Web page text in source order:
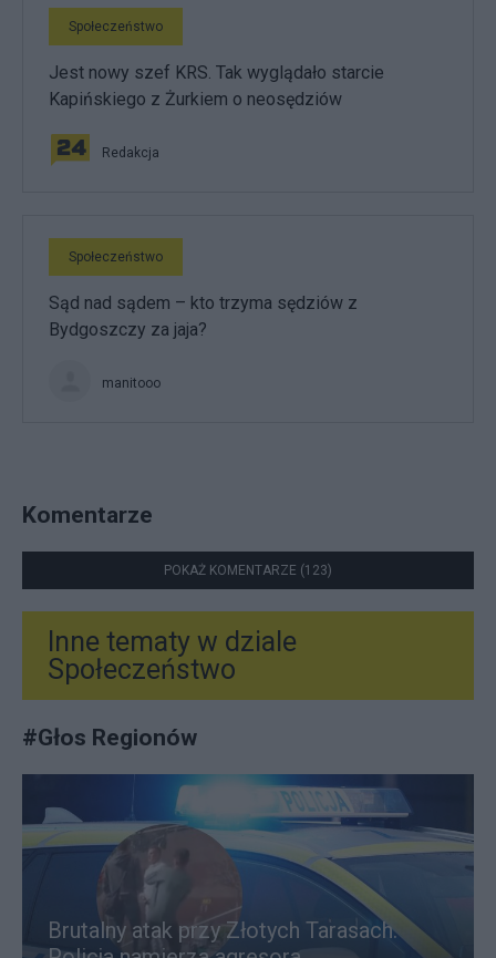
Społeczeństwo
Jest nowy szef KRS. Tak wyglądało starcie
Kapińskiego z Żurkiem o neosędziów
Redakcja
Społeczeństwo
Sąd nad sądem – kto trzyma sędziów z
Bydgoszczy za jaja?
manitooo
Komentarze
POKAŻ KOMENTARZE (123)
Inne tematy w dziale
Społeczeństwo
#Głos Regionów
Brutalny atak przy Złotych Tarasach.